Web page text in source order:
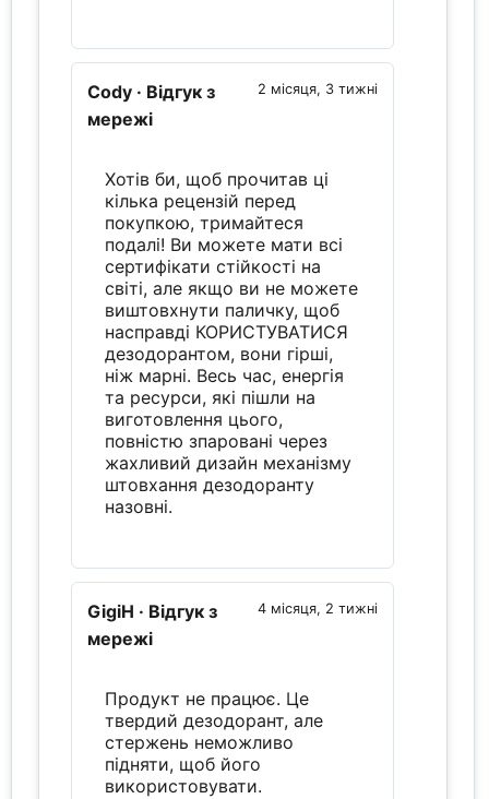
2 місяця, 3 тижні
Cody · Відгук з
мережі
Хотів би, щоб прочитав ці
кілька рецензій перед
покупкою, тримайтеся
подалі! Ви можете мати всі
сертифікати стійкості на
світі, але якщо ви не можете
виштовхнути паличку, щоб
насправді КОРИСТУВАТИСЯ
дезодорантом, вони гірші,
ніж марні. Весь час, енергія
та ресурси, які пішли на
виготовлення цього,
повністю зпаровані через
жахливий дизайн механізму
штовхання дезодоранту
назовні.
4 місяця, 2 тижні
GigiH · Відгук з
мережі
Продукт не працює. Це
твердий дезодорант, але
стержень неможливо
підняти, щоб його
використовувати.